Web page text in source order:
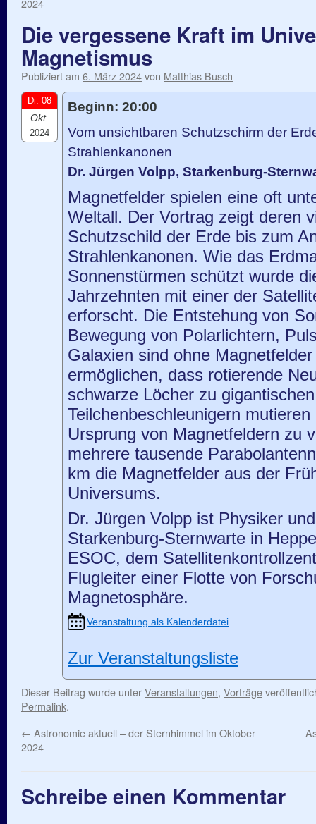
2024
Die vergessene Kraft im
Magnetismus
Publiziert am 6. März 2024von Matthias Busch
Di. 08
Okt.
2024
Beginn: 20:00
Vom unsichtbaren Schutzschirm der
Strahlenkanonen
Dr. Jürgen Volpp, Starkenburg-
Magnetfelder spielen eine oft
Weltall. Der Vortrag zeigt deren
Schutzschild der Erde bis zum
Strahlenkanonen. Wie das
Sonnenstürmen schützt wurde
Jahrzehnten mit einer der
erforscht. Die Entstehung von
Bewegung von Polarlichtern,
Galaxien sind ohne
ermöglichen, dass rotierende
schwarze Löcher zu gigantischen
Teilchenbeschleunigern
Ursprung von Magnetfeldern zu
mehrere tausende
km die Magnetfelder aus der
Universums.
Dr. Jürgen Volpp ist Physiker
Starkenburg-Sternwarte in
ESOC, dem
Flugleiter einer Flotte von
Magnetosphäre.
Veranstaltung als Kalenderdatei
Zur Veranstaltungsliste
Dieser Beitrag wurde unterVeranstaltungen, Vorträge
Permalink.
← Astronomie aktuell – der Sternhimmel im Oktober
2024
Schreibe einen Kommentar